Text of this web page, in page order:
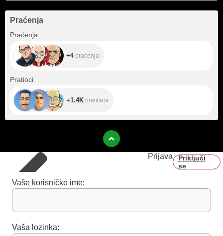
Praćenja
Praćenja
+4praćenja
Pratioci
+1.4K pratilaca
Prijava
Priključi
se
Vaše korisničko ime:
Vaša lozinka: